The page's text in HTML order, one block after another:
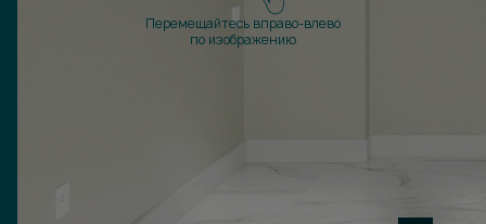
Перемещайтесь вправо-влево
по изображению